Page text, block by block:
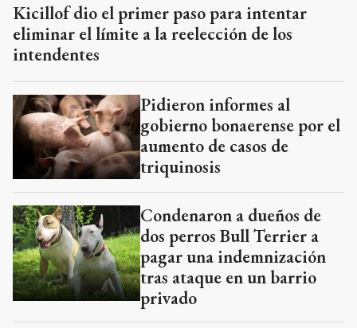
Kicillof dio el primer paso para intentar
eliminar el límite a la reelección de los
intendentes
Pidieron informes al
gobierno bonaerense por el
aumento de casos de
triquinosis
Condenaron a dueños de
dos perros Bull Terrier a
pagar una indemnización
tras ataque en un barrio
privado